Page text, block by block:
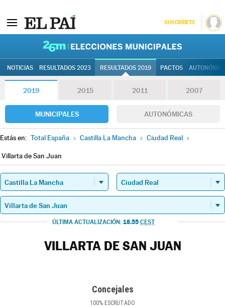
SUSCRÍBETE
NOTICIAS RESULTADOS 2023 RESULTADOS 2019 PACTOS
2019 2015 2011 2007
MUNICIPALES AUTONÓMICAS
Estás en: Total España » Castilla La Mancha » Ciudad Real »
Villarta de San Juan
ÚLTIMA ACTUALIZACIÓN: 18.55 CEST
VILLARTA DE SAN JUAN
Concejales
100% ESCRUTADO